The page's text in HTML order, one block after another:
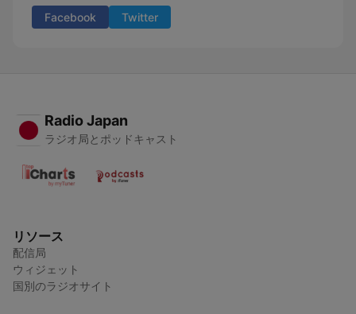
Facebook Twitter
Radio Japan
ラジオ局とポッドキャスト
リソース
配信局
ウィジェット
国別のラジオサイト